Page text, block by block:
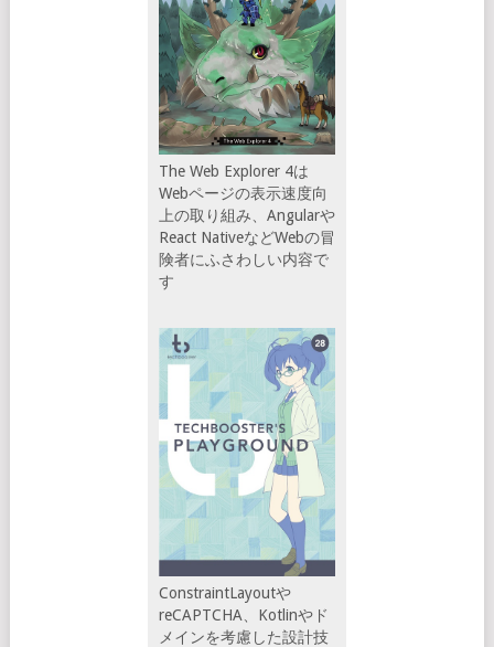
The Web Explorer 4は
Webページの表示速度向
上の取り組み、Angularや
React NativeなどWebの冒
険者にふさわしい内容で
す
ConstraintLayoutや
reCAPTCHA、Kotlinやド
メインを考慮した設計技